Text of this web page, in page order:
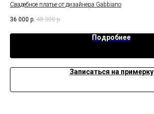
Свадебное платье от дизайнера Gabbiano
36 000 р. 48 300 р.
Подробнее
Записаться на примерку